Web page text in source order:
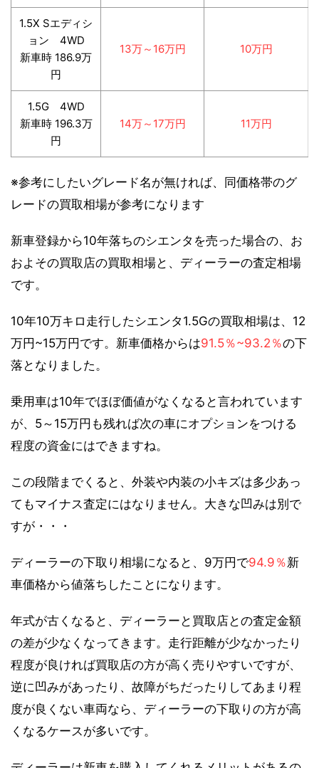
1.5X Sエディシ
ョン 4WD
新車時 186.9万
円
13万～16万円 10万円
1.5G 4WD
新車時 196.3万
円
14万～17万円 11万円
※参考にしたいグレード名が無ければ、同価格帯のグ
レードの買取相場が参考になります
新車登録から10年落ちのシエンタを売った場合の、お
およその買取店の買取相場と、ディーラーの査定相場
です。
10年10万キロ走行したシエンタ1.5Gの買取相場は、12
万円~15万円です。新車価格からは91.5％~93.2％の下
落となりました。
乗用車は10年でほぼ価値がなくなると言われています
が、5～15万円も残れば次の車にオプションをつける
程度の資金にはできますね。
この段階までくると、外装や内装の小キズは多少あっ
てもマイナス査定にはなりません。大きな凹みは別で
すが・・・
ディーラーの下取り相場になると、9万円で94.9％新
車価格から値落ちしたことになります。
年式が古くなると、ディーラーと買取店との査定金額
の差が少なくなってきます。走行距離が少なかったり
程度が良ければ買取店の方が高く売りやすいですが、
逆に凹みがあったり、故障がちだったりしてあまり程
度が良くない車両なら、ディーラーの下取りの方が高
くなるケースが多いです。